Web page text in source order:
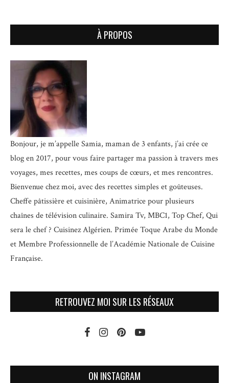
À PROPOS
Bonjour, je m’appelle Samia, maman de 3 enfants, j’ai crée ce
blog en 2017, pour vous faire partager ma passion à travers mes
voyages, mes recettes, mes coups de cœurs, et mes rencontres.
Bienvenue chez moi, avec des recettes simples et goûteuses.
Cheffe pâtissière et cuisinière, Animatrice pour plusieurs
chaînes de télévision culinaire. Samira Tv, MBC1, Top Chef, Qui
sera le chef ? Cuisinez Algérien. Primée Toque Arabe du Monde
etMembre Professionnelle de l’Académie Nationale de Cuisine
Française.
RETROUVEZ MOI SUR LES RÉSEAUX
ON INSTAGRAM